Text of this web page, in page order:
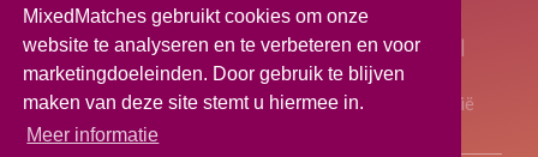
MixedMatches gebruikt cookies om onze
website te analyseren en te verbeteren en voor
marketingdoeleinden. Door gebruik te blijven
maken van deze site stemt u hiermee in.
Meer informatie
vrouw|gratis datingsite|Antilliaanse vrouwen
Datingsite voor Surinaamse mannen en vrouwen
|
Datingsite voor donkere vrouwen en mannen
Multiculturele Datingsite voor Nederland en België